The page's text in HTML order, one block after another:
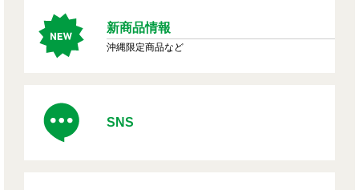
新商品情報
沖縄限定商品など
SNS